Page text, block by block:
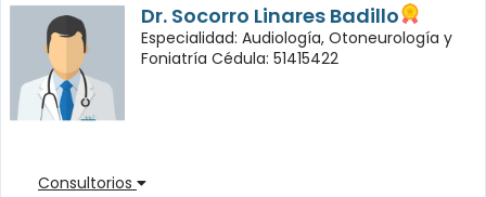
Dr. Socorro Linares Badillo
Especialidad: Audiología, Otoneurología y
Foniatría Cédula: 51415422
Consultorios